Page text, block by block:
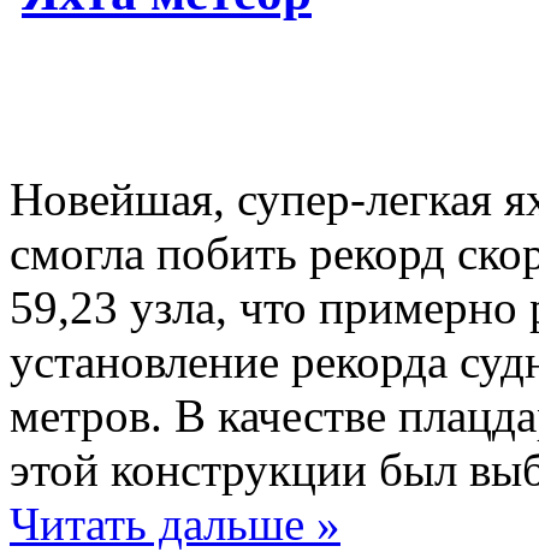
Новейшая, супер-легкая
смогла побить рекорд
59,23 узла, что
установление рекорда
метров. В качестве
этой конструкции был
Читать дальше »